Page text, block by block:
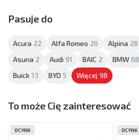
Pasuje do
Acura 22 Alfa Romeo 20 Alpina 28
Asuna 2 Audi 91 BAIC 2 BMW 68
Buick 13 BYD 5 Więcej 98
To może Cię zainteresować
OCYNK OCYNK